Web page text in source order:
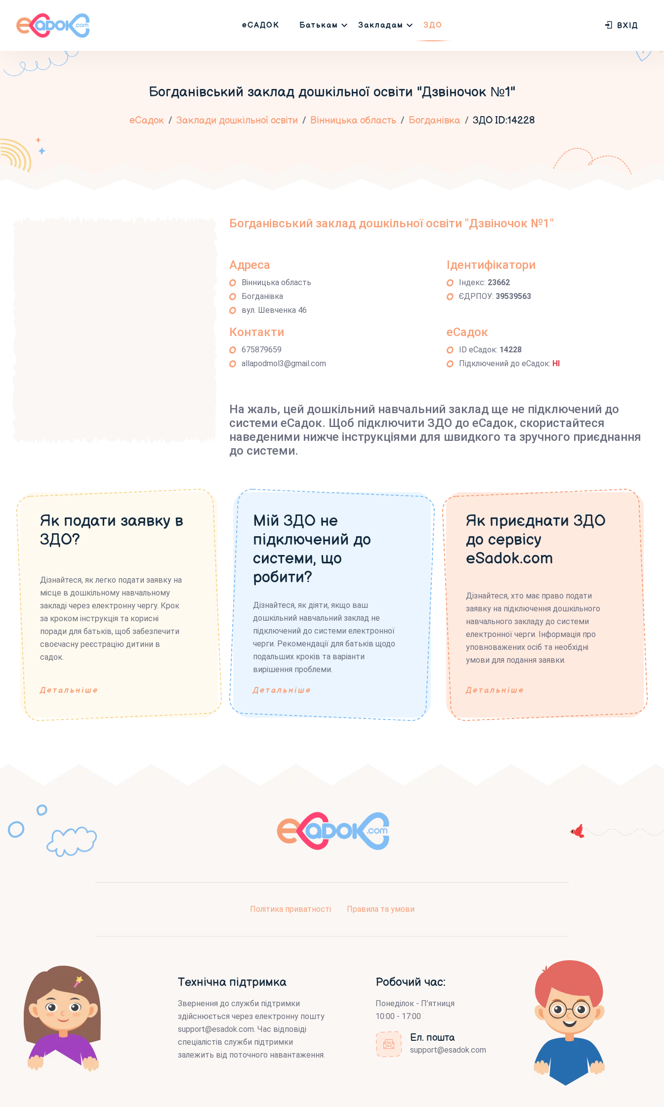
еСАДОК Батькам Закладам ЗДО ВХІД
Богданівський заклад дошкільної освіти "Дзвіночок №1"
еСадок Заклади дошкільної освіти Вінницька область Богданівка ЗДО ID:14228
Богданівський заклад дошкільної освіти "Дзвіночок №1"
Адреса
Вінницька область
Богданівка
вул. Шевченка 46
Ідентифікатори
Індекс: 23662
ЄДРПОУ: 39539563
Контакти
675879659
allapodmol3@gmail.com
еСадок
ID еСадок: 14228
Підключений до еСадок: НІ
На жаль, цей дошкільний навчальний заклад ще не підключений до
системи еСадок. Щоб підключити ЗДО до еСадок, скористайтеся
наведеними нижче інструкціями для швидкого та зручного приєднання
до системи.
Як подати заявку в
ЗДО?
Дізнайтеся, як легко подати заявку на
місце в дошкільному навчальному
закладі через електронну чергу. Крок
за кроком інструкція та корисні
поради для батьків, щоб забезпечити
своєчасну реєстрацію дитини в
садок.
Детальніше
Мій ЗДО не
підключений до
системи, що
робити?
Дізнайтеся, як діяти, якщо ваш
дошкільний навчальний заклад не
підключений до системи електронної
черги. Рекомендації для батьків щодо
подальших кроків та варіанти
вирішення проблеми.
Детальніше
Як приєднати ЗДО
до сервісу
eSadok.com
Дізнайтеся, хто має право подати
заявку на підключення дошкільного
навчального закладу до системи
електронної черги. Інформація про
уповноважених осіб та необхідні
умови для подання заявки.
Детальніше
Політика приватності Правила та умови
Технічна підтримка
Звернення до служби підтримки
здійснюється через електронну пошту
support@esadok.com. Час відповіді
спеціалістів служби підтримки
залежить від поточного навантаження.
Робочий час:
Понеділок - П’ятниця
10:00 - 17:00
Ел. пошта
support@esadok.com